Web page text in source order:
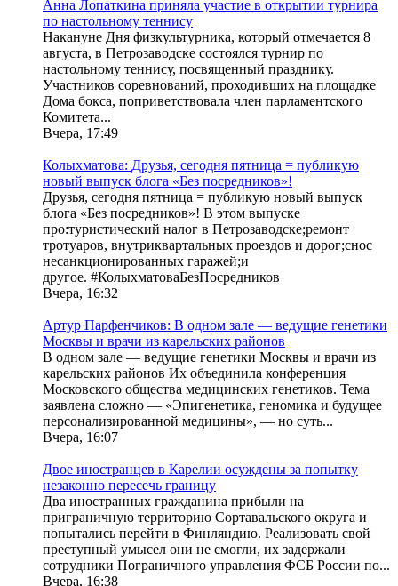
Анна Лопаткина приняла участие в открытии турнира
по настольному теннису
Накануне Дня физкультурника, который отмечается 8
августа, в Петрозаводске состоялся турнир по
настольному теннису, посвященный празднику.
Участников соревнований, проходивших на площадке
Дома бокса, поприветствовала член парламентского
Комитета...
Вчера, 17:49
Колыхматова: Друзья, сегодня пятница = публикую
новый выпуск блога «Без посредников»!
Друзья, сегодня пятница = публикую новый выпуск
блога «Без посредников»! В этом выпуске
про:туристический налог в Петрозаводске;ремонт
тротуаров, внутриквартальных проездов и дорог;снос
несанкционированных гаражей;и
другое. #КолыхматоваБезПосредников
Вчера, 16:32
Артур Парфенчиков: В одном зале — ведущие генетики
Москвы и врачи из карельских районов
В одном зале — ведущие генетики Москвы и врачи из
карельских районов Их объединила конференция
Московского общества медицинских генетиков. Тема
заявлена сложно — «Эпигенетика, геномика и будущее
персонализированной медицины», — но суть...
Вчера, 16:07
Двое иностранцев в Карелии осуждены за попытку
незаконно пересечь границу
Два иностранных гражданина прибыли на
приграничную территорию Сортавальского округа и
попытались перейти в Финляндию. Реализовать свой
преступный умысел они не смогли, их задержали
сотрудники Пограничного управления ФСБ России по...
Вчера, 16:38